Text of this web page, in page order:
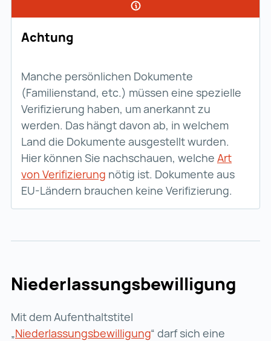
Achtung
Manche persönlichen Dokumente
(Familienstand, etc.) müssen eine spezielle
Verifizierung haben, um anerkannt zu
werden. Das hängt davon ab, in welchem
Land die Dokumente ausgestellt wurden.
Hier können Sie nachschauen, welche Art
von Verifizierung Art von Verifizierung (wird in
nötig ist. Dokumente aus
EU-Ländern brauchen keine Verifizierung.
Niederlassungsbewilligung
Mit dem Aufenthaltstitel
„Niederlassungsbewilligung“ darf sich eine